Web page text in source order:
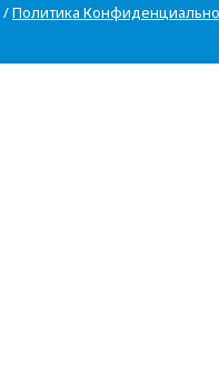
/Политика